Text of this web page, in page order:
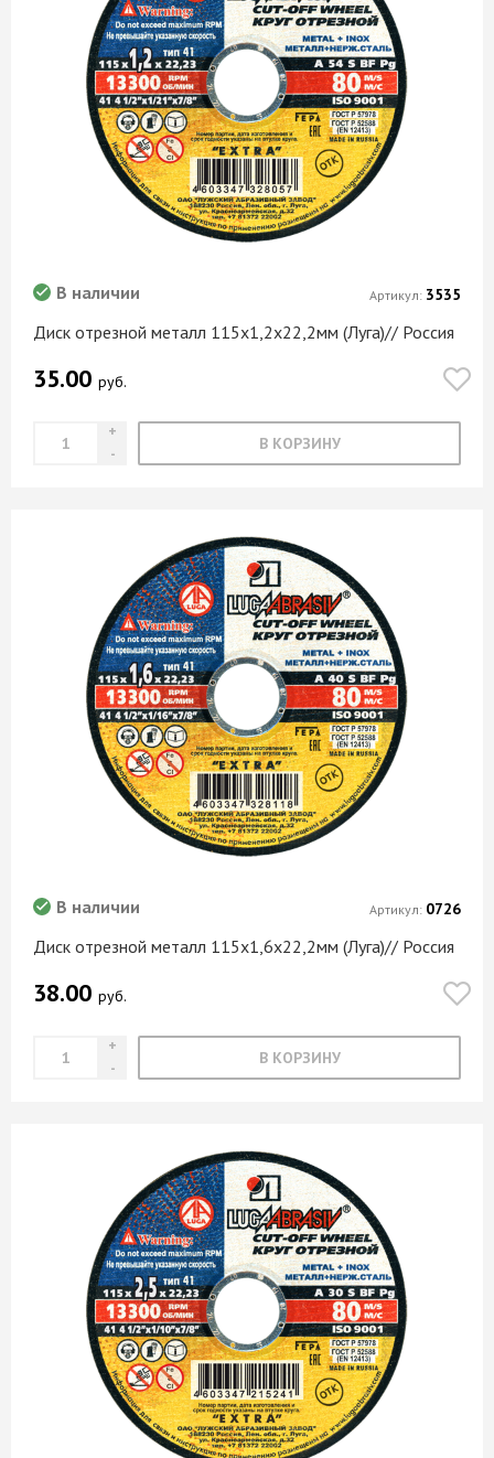
Диск отрезной металл 115х1,2х22,2мм (Луга)// Россия
В наличии
35.00 руб.
В КОРЗИНУ
Артикул: 3535
Диск отрезной металл 115х1,6х22,2мм (Луга)// Россия
В наличии
38.00 руб.
В КОРЗИНУ
Артикул: 0726